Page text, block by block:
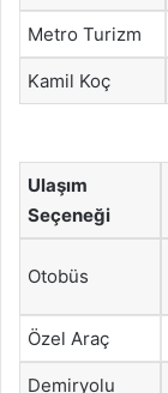
Metro Turizm
Kamil Koç
Ulaşım
Seçeneği
Otobüs
Özel Araç
Demiryolu